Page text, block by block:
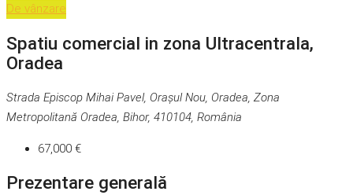
De vânzare
Spatiu comercial in zona Ultracentrala,
Oradea
Strada Episcop Mihai Pavel, Orașul Nou, Oradea, Zona
Metropolitană Oradea, Bihor, 410104, România
67,000 €
Prezentare generală